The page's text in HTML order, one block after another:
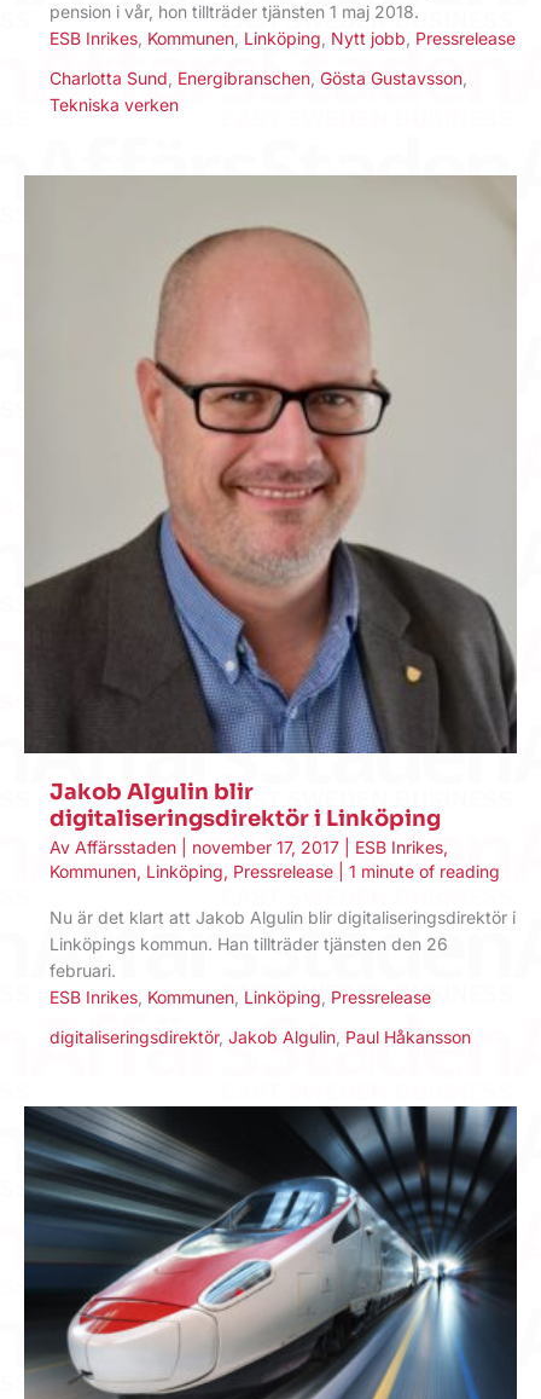
pension i vår, hon tillträder tjänsten 1 maj 2018.
ESB Inrikes Kommunen Linköping Nytt jobb Pressrelease
Charlotta Sund Energibranschen Gösta Gustavsson
Tekniska verken
Jakob Algulin blir
digitaliseringsdirektör i Linköping
Av Affärsstaden november 17, 2017 ESB Inrikes,
Kommunen, Linköping, Pressrelease 1 minute of reading
Nu är det klart att Jakob Algulin blir digitaliseringsdirektör i
Linköpings kommun. Han tillträder tjänsten den 26
februari.
ESB Inrikes Kommunen Linköping Pressrelease
digitaliseringsdirektör, Jakob Algulin Paul Håkansson